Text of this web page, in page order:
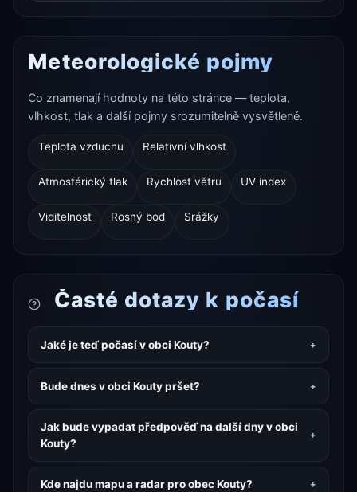
Meteorologické pojmy
Co znamenají hodnoty na této stránce — teplota,
vlhkost, tlak a další pojmy srozumitelně vysvětlené.
Teplota vzduchu Relativní vlhkost
Atmosférický tlak Rychlost větru UV index
Viditelnost Rosný bod Srážky
Časté dotazy k počasí
Jaké je teď počasí v obci Kouty?
Bude dnes v obci Kouty pršet?
Jak bude vypadat předpověď na další dny v obci
Kouty?
Kde najdu mapu a radar pro obec Kouty?